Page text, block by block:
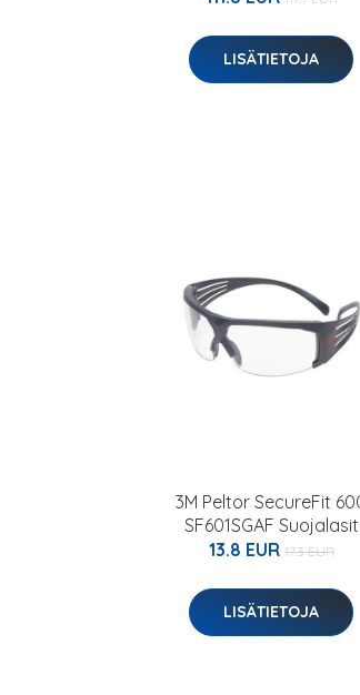
LISÄTIETOJA
3M Peltor SecureFit
SF601SGAF Suojalasit
13.8 EUR 17.3 EUR
LISÄTIETOJA